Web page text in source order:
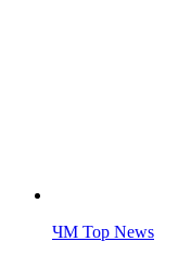
ЧМ Top News